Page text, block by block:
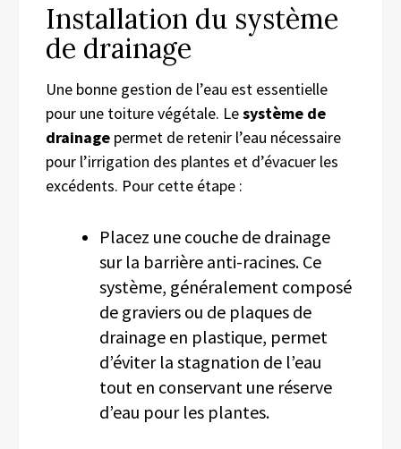
Installation du système
de drainage
Une bonne gestion de l’eau est essentielle
pour une toiture végétale. Lesystème de
drainage permet de retenir l’eau nécessaire
pour l’irrigation des plantes et d’évacuer les
excédents. Pour cette étape :
Placez une couche de drainage
sur la barrière anti-racines. Ce
système, généralement composé
de graviers ou de plaques de
drainage en plastique, permet
d’éviter la stagnation de l’eau
tout en conservant une réserve
d’eau pour les plantes.